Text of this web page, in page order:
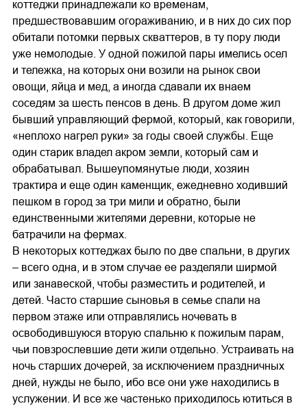
коттеджи принадлежали ко временам,
предшествовавшим огораживанию, и в них до сих пор
обитали потомки первых скваттеров, в ту пору люди
уже немолодые. У одной пожилой пары имелись осел
и тележка, на которых они возили на рынок свои
овощи, яйца и мед, а иногда сдавали их внаем
соседям за шесть пенсов в день. В другом доме жил
бывший управляющий фермой, который, как говорили,
«неплохо нагрел руки» за годы своей службы. Еще
один старик владел акром земли, который сам и
обрабатывал. Вышеупомянутые люди, хозяин
трактира и еще один каменщик, ежедневно ходивший
пешком в город за три мили и обратно, были
единственными жителями деревни, которые не
батрачили на фермах.
В некоторых коттеджах было по две спальни, в других
– всего одна, и в этом случае ее разделяли ширмой
или занавеской, чтобы разместить и родителей, и
детей. Часто старшие сыновья в семье спали на
первом этаже или отправлялись ночевать в
освободившуюся вторую спальню к пожилым парам,
чьи повзрослевшие дети жили отдельно. Устраивать на
ночь старших дочерей, за исключением праздничных
дней, нужды не было, ибо все они уже находились в
услужении. И все же частенько приходилось ютиться в